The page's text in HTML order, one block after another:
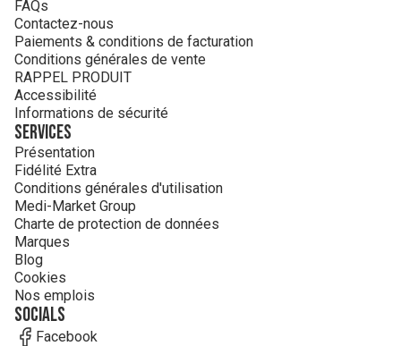
FAQs
Contactez-nous
Paiements & conditions de facturation
Conditions générales de vente
RAPPEL PRODUIT
Accessibilité
Informations de sécurité
Services
Présentation
Fidélité Extra
Conditions générales d'utilisation
Medi-Market Group
Charte de protection de données
Marques
Blog
Cookies
Nos emplois
Socials
Facebook